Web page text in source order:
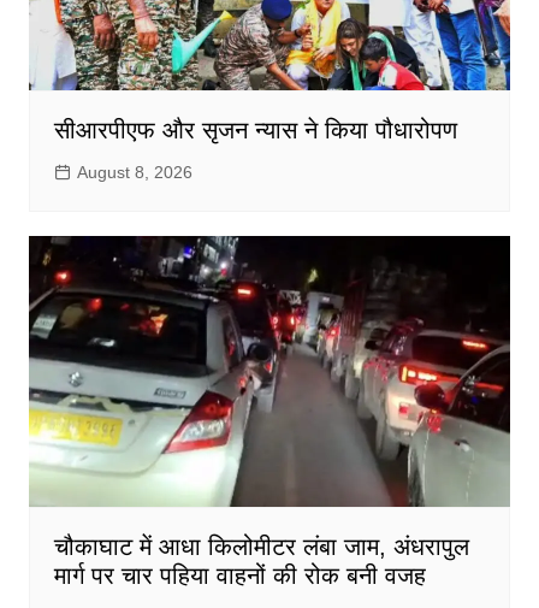
सीआरपीएफ और सृजन न्यास ने किया पौधारोपण
August 8, 2026
चौकाघाट में आधा किलोमीटर लंबा जाम, अंधरापुल
मार्ग पर चार पहिया वाहनों की रोक बनी वजह